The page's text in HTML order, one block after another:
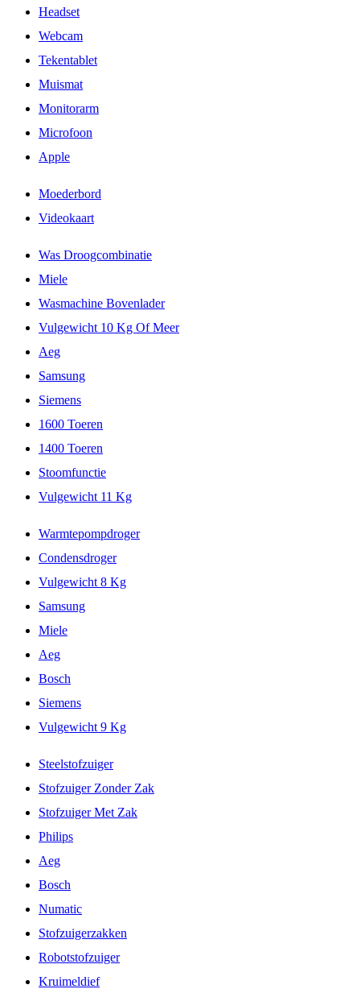
Headset
Webcam
Tekentablet
Muismat
Monitorarm
Microfoon
Apple
Moederbord
Videokaart
Was Droogcombinatie
Miele
Wasmachine Bovenlader
Vulgewicht 10 Kg Of Meer
Aeg
Samsung
Siemens
1600 Toeren
1400 Toeren
Stoomfunctie
Vulgewicht 11 Kg
Warmtepompdroger
Condensdroger
Vulgewicht 8 Kg
Samsung
Miele
Aeg
Bosch
Siemens
Vulgewicht 9 Kg
Steelstofzuiger
Stofzuiger Zonder Zak
Stofzuiger Met Zak
Philips
Aeg
Bosch
Numatic
Stofzuigerzakken
Robotstofzuiger
Kruimeldief